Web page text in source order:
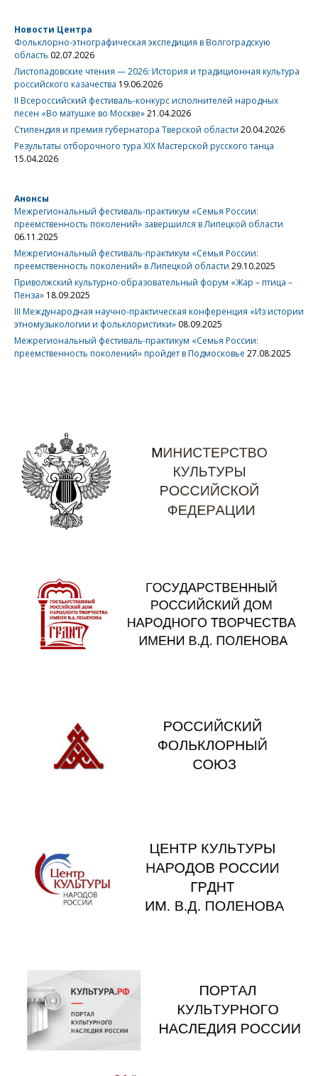
Новости Центра
Фольклорно-этнографическая экспедиция в Волгоградскую
область 02.07.2026
Листопадовские чтения — 2026: История и традиционная культура
российского казачества 19.06.2026
II Всероссийский фестиваль-конкурс исполнителей народных
песен «Во матушке во Москве»21.04.2026
Стипендия и премия губернатора Тверской области 20.04.2026
Результаты отборочного тура XIX Мастерской русского танца
15.04.2026
Анонсы
Межрегиональный фестиваль-практикум «Семья России:
преемственность поколений» завершился в Липецкой области
06.11.2025
Межрегиональный фестиваль-практикум «Семья России:
преемственность поколений» в Липецкой области 29.10.2025
Приволжский культурно-образовательный форум «Жар – птица –
Пенза» 18.09.2025
III Международная научно-практическая конференция «Из истории
этномузыкологии и фольклористики» 08.09.2025
Межрегиональный фестиваль-практикум «Семья России:
преемственность поколений» пройдет в Подмосковье 27.08.2025